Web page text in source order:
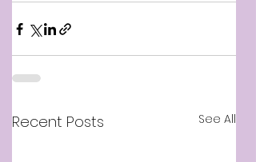
Recent Posts See All